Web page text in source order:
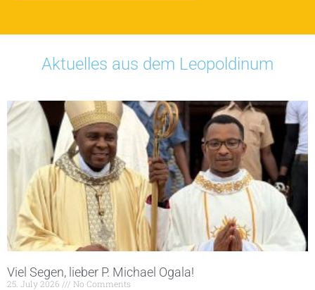
Aktuelles aus dem Leopoldinum
Viel Segen, lieber P. Michael Ogala!
25. July 2026
No Comments